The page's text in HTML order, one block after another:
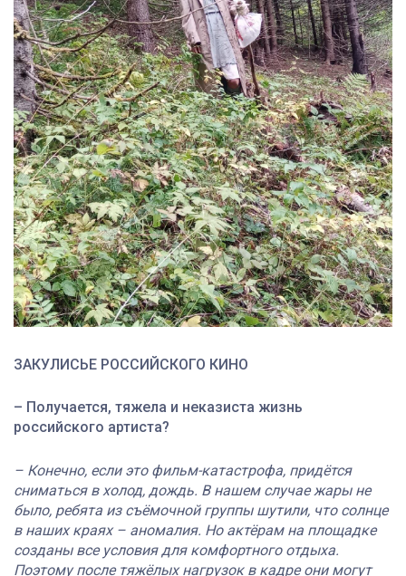
ЗАКУЛИСЬЕ РОССИЙСКОГО КИНО
– Получается, тяжела и неказиста жизнь
российского артиста?
– Конечно, если это фильм-катастрофа, придётся
сниматься в холод, дождь. В нашем случае жары не
было, ребята из съёмочной группы шутили, что солнце
в наших краях – аномалия. Но актёрам на площадке
созданы все условия для комфортного отдыха.
Поэтому после тяжёлых нагрузок в кадре они могут